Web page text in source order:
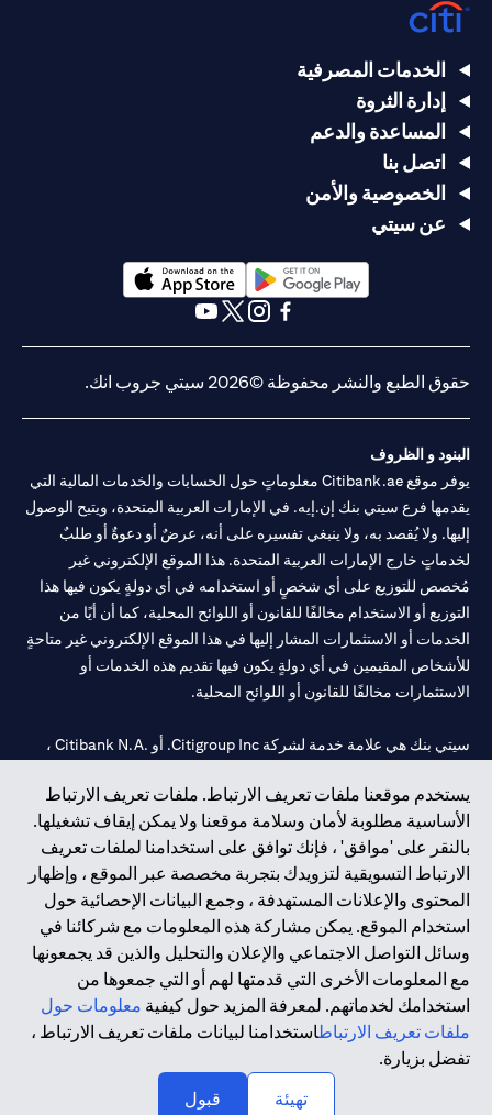
يستخدم موقعنا ملفات تعريف الارتباط. ملفات تعريف الارتباط
الأساسية مطلوبة لأمان وسلامة موقعنا ولا يمكن إيقاف تشغيلها.
بالنقر على 'موافق' ، فإنك توافق على استخدامنا لملفات تعريف
الارتباط التسويقية لتزويدك بتجربة مخصصة عبر الموقع ، وإظهار
المحتوى والإعلانات المستهدفة ، وجمع البيانات الإحصائية حول
استخدام الموقع. يمكن مشاركة هذه المعلومات مع شركائنا في
وسائل التواصل الاجتماعي والإعلان والتحليل والذين قد يجمعونها
مع المعلومات الأخرى التي قدمتها لهم أو التي جمعوها من
استخدامك لخدماتهم. لمعرفة المزيد حول كيفية معلومات حول
ملفات تعريف الارتباطاستخدامنا لبيانات ملفات تعريف الارتباط ،
تفضل بزيارة.
تهيئة
قبول
الخدمات المصرفية
إدارة الثروة
المساعدة والدعم
اتصل بنا
الخصوصية والأمن
عن سيتي
opens in a new tab
opens in a new tab
حقوق الطبع والنشر محفوظة ©2026 سيتي جروب انك.
البنود و الظروف
يوفر موقع Citibank.ae معلوماتٍ حول الحسابات والخدمات المالية التي
يقدمها فرع سيتي بنك إن.إيه. في الإمارات العربية المتحدة، ويتيح الوصول
إليها. ولا يُقصد به، ولا ينبغي تفسيره على أنه، عرضٌ أو دعوةٌ أو طلبٌ
لخدماتٍ خارج الإمارات العربية المتحدة. هذا الموقع الإلكتروني غير
مُخصص للتوزيع على أي شخصٍ أو استخدامه في أي دولةٍ يكون فيها هذا
التوزيع أو الاستخدام مخالفًا للقانون أو اللوائح المحلية، كما أن أيًا من
الخدمات أو الاستثمارات المشار إليها في هذا الموقع الإلكتروني غير متاحةٍ
للأشخاص المقيمين في أي دولةٍ يكون فيها تقديم هذه الخدمات أو
الاستثمارات مخالفًا للقانون أو اللوائح المحلية.
سيتي بنك هي علامة خدمة لشركة Citigroup Inc. أو .Citibank N.A ،
سيتي بنك إن. إيه. الإمارات مسجل لدى مصرف الإمارات المركزي تحت
أرقام التراخيص 202563 لفرع الوصل في دبي، 531989 لفرع مول
الإمارات في دبي، و CN-1002019 لفرع أبوظبي. هاتف: 4000 311 04.
فرع سيتي بنك إن إيه - الإمارات العربية المتحدة مرخص من مصرف
الإمارات العربية المتحدة المركزي كفرع لبنك أجنبي.
سيتي بنك إن إيه الإمارات العربية المتحدة مرخص من هيئة الأوراق المالية
والسلع في الإمارات العربية المتحدة ("SCA") للقيام بالنشاط المالي لـ أ)
الاستشارات المالية والتعريف والترويج بموجب ترخيص رقم
20200000097 ب) وسيط تداول في الأسواق الدولية بموجب ترخيص